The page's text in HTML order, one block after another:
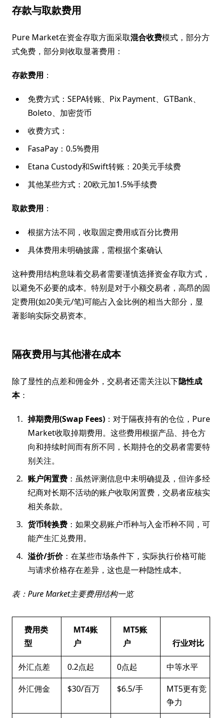
存款与取款费用
Pure Market在资金存取方面采取混合收费模式，部分方
式免费，部分则收取显著费用：
存款费用 ：
免费方式：SEPA转账、Pix Payment、GTBank、
Boleto、加密货币
收费方式：
FasaPay：0.5%费用
Etana Custody和Swift转账：20美元手续费
其他某些方式：20欧元加1.5%手续费
取款费用 ：
根据方法不同，收取固定费用或百分比费用
具体费用未明确披露，需根据个案确认
这种费用结构意味着交易者需要谨慎选择资金存取方式，
以避免不必要的成本。特别是对于小额交易者，高昂的固
定费用(如20美元/笔)可能占入金比例的相当大部分，显
著影响实际交易资本。
隔夜费用与其他潜在成本
除了显性的点差和佣金外，交易者还需关注以下隐性成
本：
掉期费用(Swap Fees) ：对于隔夜持有的仓位，Pure
Market收取掉期费用。这些费用根据产品、持仓方
向和持续时间而有所不同，长期持仓的交易者需要特
别关注。
账户闲置费 ：虽然评测信息中未明确提及，但许多经
纪商对长期不活动的账户收取闲置费，交易者应核实
相关条款。
货币转换费 ：如果交易账户币种与入金币种不同，可
能产生汇兑费用。
溢价/折价：在某些市场条件下，实际执行价格可能
与请求价格存在差异，这也是一种隐性成本。
表：Pure Market主要费用结构一览
费用类
型
MT4账
户
MT5账
户
行业对比
外汇点差 0.2点起 0点起
中等水平
外汇佣金
$30/百万 $6.5/手
MT5更有竞
争力